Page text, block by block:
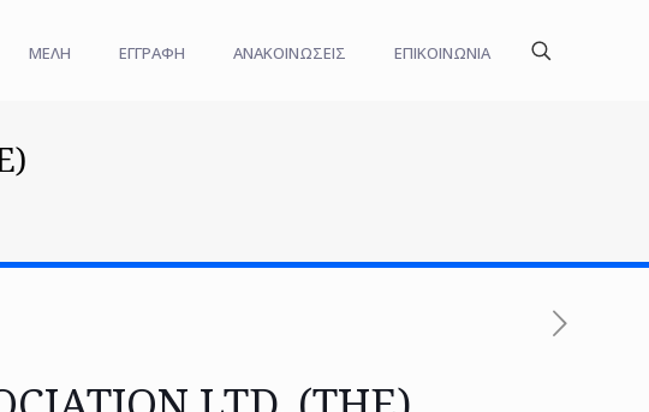
ΜΕΛΗ ΕΓΓΡΑΦΗ ΑΝΑΚΟΙΝΩΣΕΙΣ ΕΠΙΚΟΙΝΩΝΙΑ